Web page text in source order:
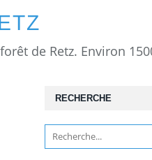
RECHERCHE